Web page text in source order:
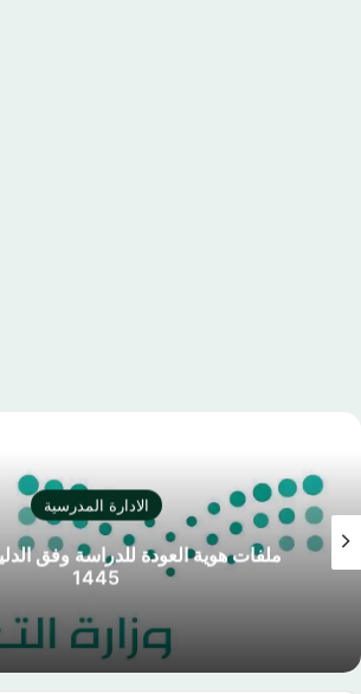
الادارة المدرسية
ملفات هوية العودة للدراسة وفق
1445